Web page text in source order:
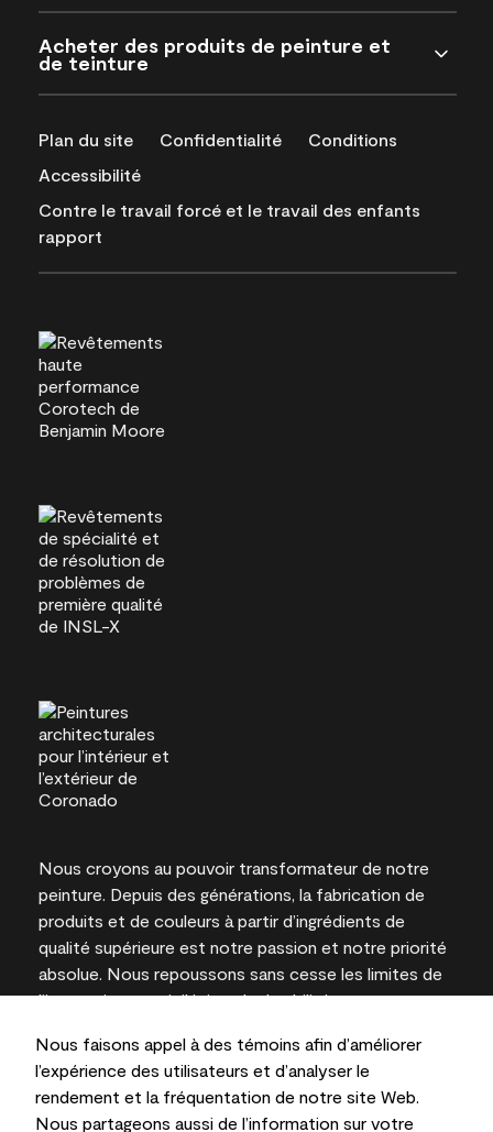
Nous faisons appel à des témoins afin d’améliorer
l’expérience des utilisateurs et d’analyser le
rendement et la fréquentation de notre site Web.
Nous partageons aussi de l’information sur votre
Acheter des produits de peinture et
de teinture
Plan du site Confidentialité
Conditions
Accessibilité
Contre le travail forcé et le travail des enfants
rapport
Nous croyons au pouvoir transformateur de notre
peinture. Depuis des générations, la fabrication de
produits et de couleurs à partir d’ingrédients de
qualité supérieure est notre passion et notre priorité
absolue. Nous repoussons sans cesse les limites de
l’innovation et privilégions la durabilité pour
l’expertise locale.